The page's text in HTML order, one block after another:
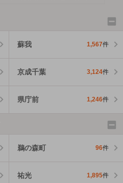
蘇我 1,567件
京成千葉 3,124件
県庁前 1,246件
鵜の森町 96件
祐光 1,895件